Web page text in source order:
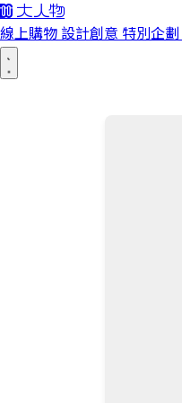
線上購物 設計創意 特別企劃